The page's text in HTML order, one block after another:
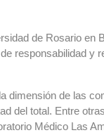
de Rosario en
responsabilidad y
dimensión de las
del total. Entre
Médico Las